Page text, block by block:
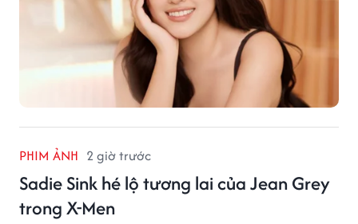
PHIM ẢNH 2 giờ trước
Sadie Sink hé lộ tương lai của Jean Grey
trong X-Men